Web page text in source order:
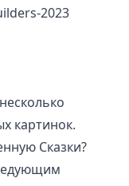
2023
картинок.
Сказки?